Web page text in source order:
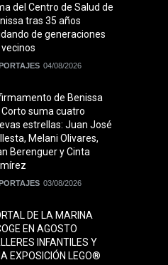
del Centro de Salud de
tras 35 años
de generaciones
04/08/2026
de Benissa
suma cuatro
estrellas: Juan José
Melani Olivares,
Berenguer y Cinta
03/08/2026
DE LA MARINA
EN AGOSTO
INFANTILES Y
EXPOSICIÓN LEGO®